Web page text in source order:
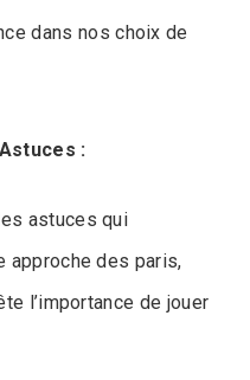
dans nos choix de
:
astuces qui
approche des paris,
l’importance de jouer